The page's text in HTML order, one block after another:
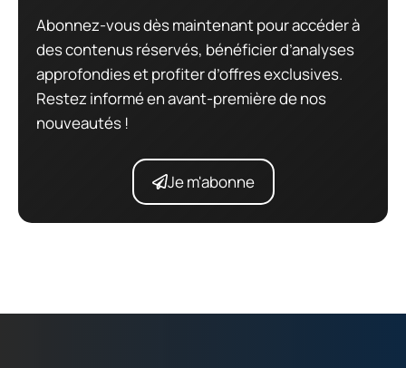
Abonnez-vous dès maintenant pour accéder à
des contenus réservés, bénéficier d’analyses
approfondies et profiter d’offres exclusives.
Restez informé en avant-première de nos
nouveautés !
Je m'abonne